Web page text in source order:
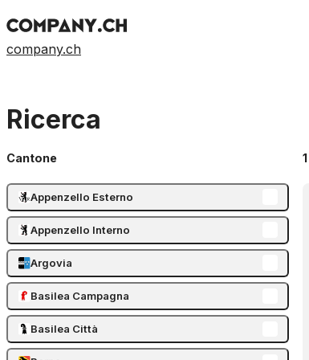
company.ch
Ricerca
Cantone
Appenzello Esterno
Appenzello Interno
Argovia
Basilea Campagna
Basilea Città
1